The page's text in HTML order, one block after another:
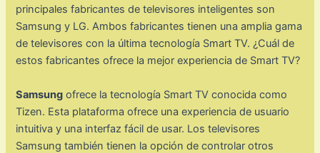
principales fabricantes de televisores inteligentes son
Samsung y LG. Ambos fabricantes tienen una amplia gama
de televisores con la última tecnología Smart TV. ¿Cuál de
estos fabricantes ofrece la mejor experiencia de Smart TV?
Samsung ofrece la tecnología Smart TV conocida como
Tizen. Esta plataforma ofrece una experiencia de usuario
intuitiva y una interfaz fácil de usar. Los televisores
Samsung también tienen la opción de controlar otros